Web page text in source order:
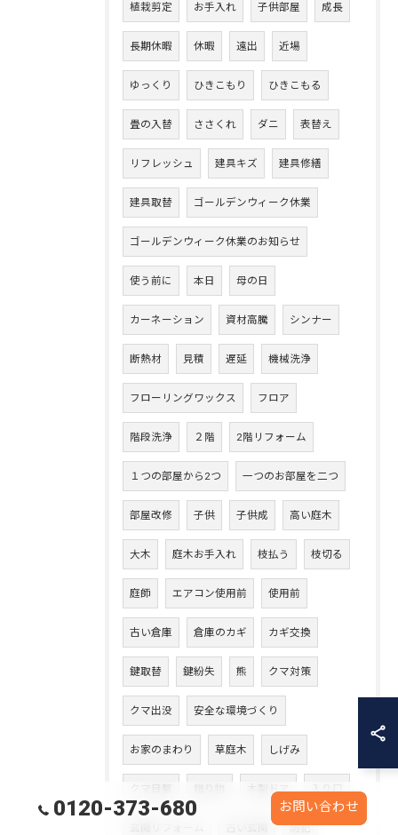
植栽剪定 お手入れ 子供部屋 成長
長期休暇 休暇 遠出 近場
ゆっくり ひきこもり ひきこもる
畳の入替 ささくれ ダニ 表替え
リフレッシュ 建具キズ 建具修繕
建具取替 ゴールデンウィーク休業
ゴールデンウィーク休業のお知らせ
使う前に 本日 母の日
カーネーション 資材高騰 シンナー
断熱材 見積 遅延 機械洗浄
フローリングワックス フロア
階段洗浄 ２階 2階リフォーム
１つの部屋から2つ 一つのお部屋を二つ
部屋改修 子供 子供成 高い庭木
大木 庭木お手入れ 枝払う 枝切る
庭師 エアコン使用前 使用前
古い倉庫 倉庫のカギ カギ交換
鍵取替 鍵紛失 熊 クマ対策
クマ出没 安全な環境づくり
お家のまわり 草庭木 しげみ
木製ドア 入り口
防犯
0120-373-680 お問い合わせ